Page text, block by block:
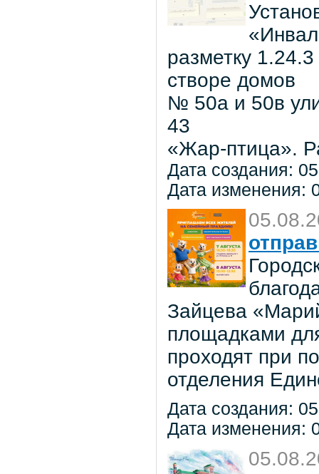
разметку
створе домов
№ 50а и 50в
43
«Жар-птица».
Дата создания:
Дата изменения:
Зайцева
площадками
проходят при
отделения
Дата создания:
Дата изменения: